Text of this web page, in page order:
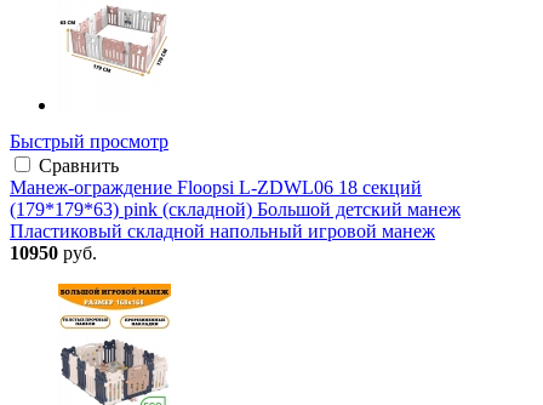
Быстрый просмотр
Сравнить
Манеж-ограждение Floopsi L-ZDWL06 18 секций
(179*179*63) pink (складной) Большой детский манеж
Пластиковый складной напольный игровой манеж
10950 руб.